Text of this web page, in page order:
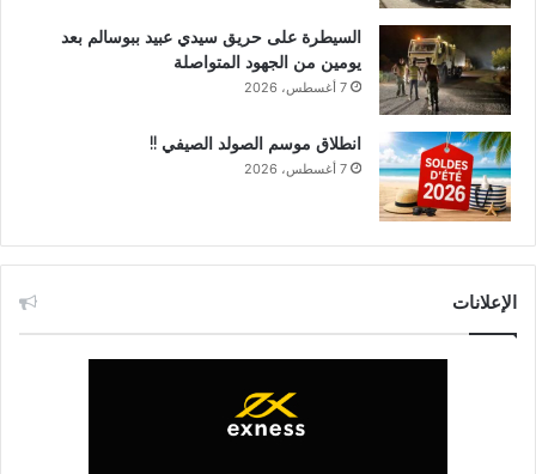
السيطرة على حريق سيدي عبيد ببوسالم بعد
يومين من الجهود المتواصلة
7 أغسطس، 2026
انطلاق موسم الصولد الصيفي !!
7 أغسطس، 2026
الإعلانات